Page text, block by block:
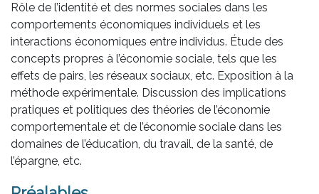
Rôle de l’identité et des normes sociales dans les
comportements économiques individuels et les
interactions économiques entre individus. Étude des
concepts propres à l’économie sociale, tels que les
effets de pairs, les réseaux sociaux, etc. Exposition à la
méthode expérimentale. Discussion des implications
pratiques et politiques des théories de l’économie
comportementale et de l’économie sociale dans les
domaines de l’éducation, du travail, de la santé, de
l’épargne, etc.